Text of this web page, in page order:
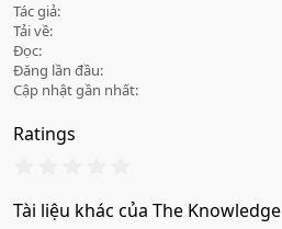
Tác giả
Tải về
Đọc
Đăng lần đầu
Cập nhật gần nhất
Ratings
0
0
Tài liệu khác của The Knowledge